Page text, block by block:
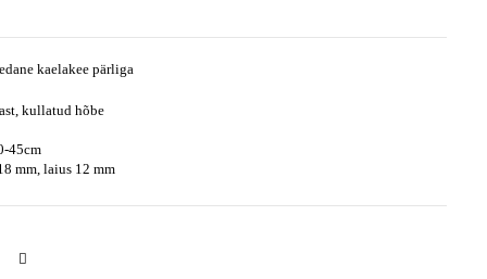
kaelakee pärliga
kullatud hõbe
45cm
mm, laius 12 mm